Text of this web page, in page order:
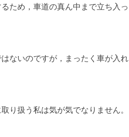
ため，車道の真ん中まで立ち入っ
ないのですが，まったく車が入れ
り扱う私は気が気でなりません。